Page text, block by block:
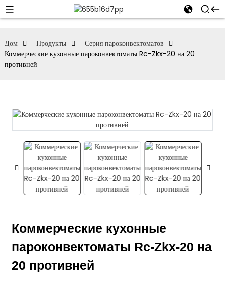
Дом Продукты
Серия пароконвектоматов
Коммерческие кухонные пароконвектоматы Rc-Zkx-20 на 20
противней
Коммерческие кухонные
пароконвектоматы Rc-Zkx-20 на
20 противней